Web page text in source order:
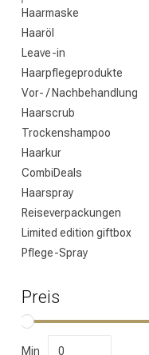
Haarmaske
Haaröl
Leave-in
Haarpflegeprodukte
Vor- / Nachbehandlung
Haarscrub
Trockenshampoo
Haarkur
CombiDeals
Haarspray
Reiseverpackungen
Limited edition giftbox
Pflege-Spray
Preis
Min